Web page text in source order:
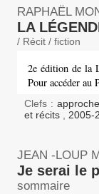
RAPHAËL
LA
/ Récit / fiction
2e édition de la
Pour accéder au
Clefs :
et récits , 2005-
JEAN -LOUP
Je serai le
sommaire